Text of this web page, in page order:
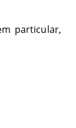
particular,